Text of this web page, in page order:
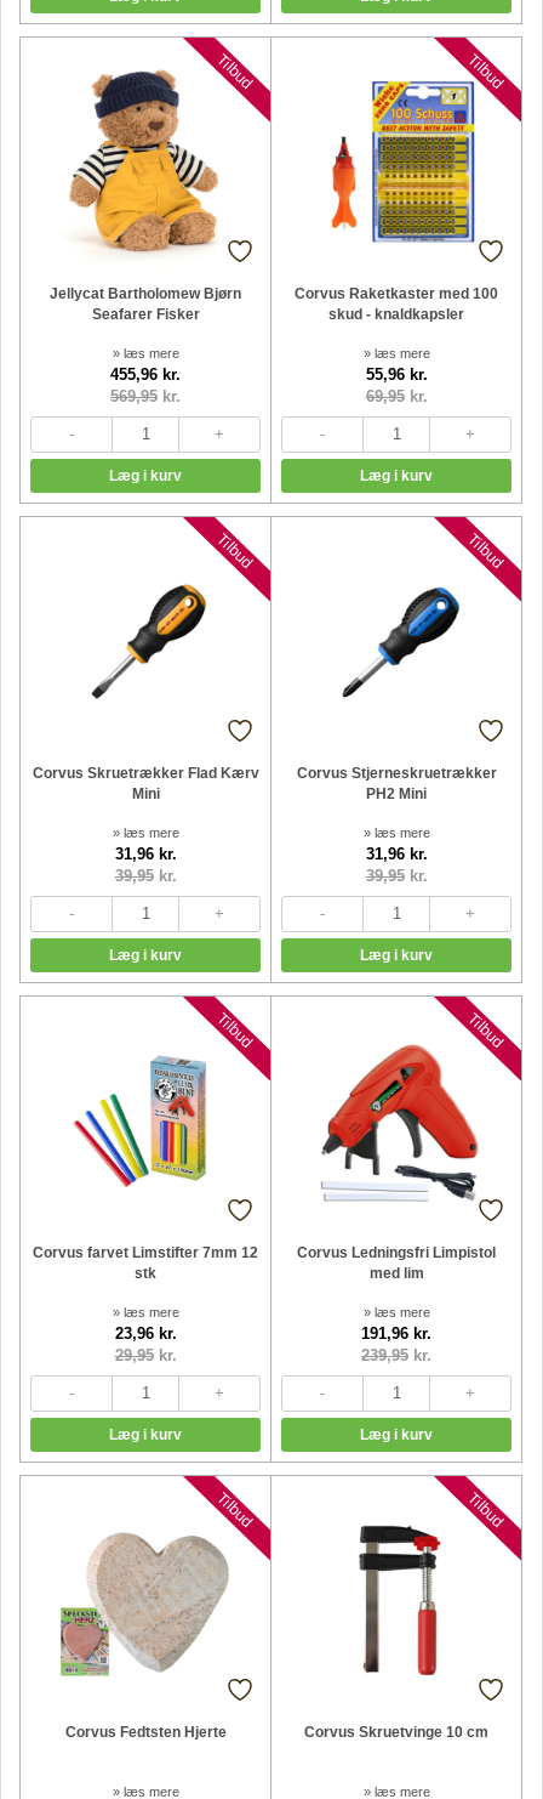
Jellycat Bartholomew Bjørn
Seafarer Fisker
» læs mere
455,96 kr.
569,95 kr.
Nyheder
Tilbud
Corvus Raketkaster med 100
skud - knaldkapsler
» læs mere
55,96 kr.
69,95kr.
Nyheder
Tilbud
Corvus Skruetrækker Flad Kærv
Mini
» læs mere
31,96 kr.
39,95kr.
Nyheder
Tilbud
Corvus Stjerneskruetrækker
PH2 Mini
» læs mere
31,96 kr.
39,95kr.
Nyheder
Tilbud
Corvus farvet Limstifter 7mm 12
stk
» læs mere
23,96 kr.
29,95kr.
Nyheder
Tilbud
Corvus Ledningsfri Limpistol
med lim
» læs mere
191,96 kr.
239,95 kr.
Nyheder
Tilbud
Corvus Fedtsten Hjerte
» læs mere
Nyheder
Tilbud
Corvus Skruetvinge 10 cm
» læs mere
Nyheder
Tilbud